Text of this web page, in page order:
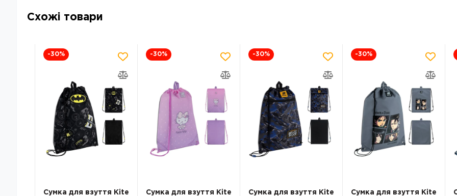
Схожі товари
-30%
Сумка для взуття Kite
-30%
Сумка для взуття Kite
-30%
Сумка для взуття Kite
-30%
Сумка для взуття Kite